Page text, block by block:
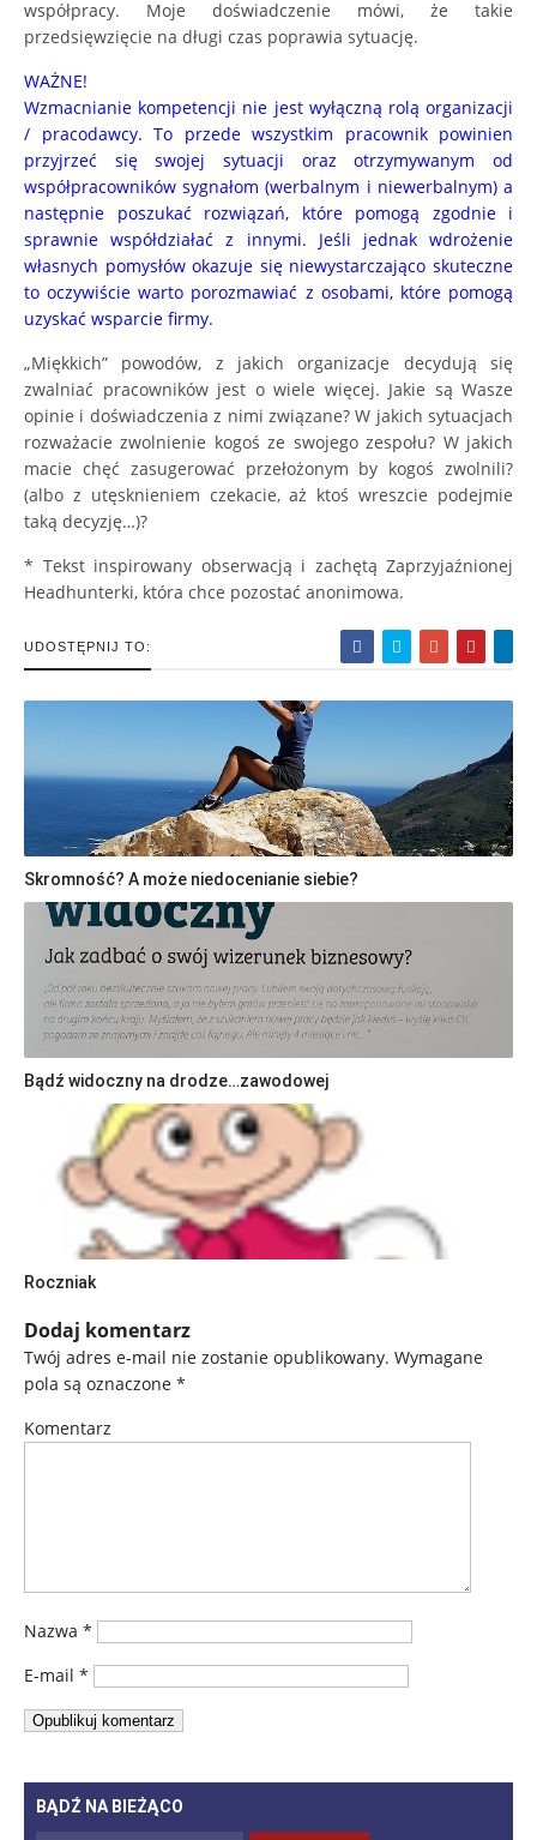
współpracy. Moje doświadczenie mówi, że takie
przedsięwzięcie na długi czas poprawia sytuację.
WAŻNE!
Wzmacnianie kompetencji nie jest wyłączną rolą organizacji
/ pracodawcy. To przede wszystkim pracownik powinien
przyjrzeć się swojej sytuacji oraz otrzymywanym od
współpracowników sygnałom (werbalnym i niewerbalnym) a
następnie poszukać rozwiązań, które pomogą zgodnie i
sprawnie współdziałać z innymi. Jeśli jednak wdrożenie
własnych pomysłów okazuje się niewystarczająco skuteczne
to oczywiście warto porozmawiać z osobami, które pomogą
uzyskać wsparcie firmy.
„Miękkich” powodów, z jakich organizacje decydują się
zwalniać pracowników jest o wiele więcej. Jakie są Wasze
opinie i doświadczenia z nimi związane? W jakich sytuacjach
rozważacie zwolnienie kogoś ze swojego zespołu? W jakich
macie chęć zasugerować przełożonym by kogoś zwolnili?
(albo z utęsknieniem czekacie, aż ktoś wreszcie podejmie
taką decyzję…)?
* Tekst inspirowany obserwacją i zachętą Zaprzyjaźnionej
Headhunterki, która chce pozostać anonimowa.
UDOSTĘPNIJ TO:
Skromność? A może niedocenianie siebie?
Bądź widoczny na drodze…zawodowej
Roczniak
Dodaj komentarz
Twój adres e-mail nie zostanie opublikowany. Wymagane
pola są oznaczone *
Komentarz
Nazwa *
E-mail *
BĄDŹ NA BIEŻĄCO